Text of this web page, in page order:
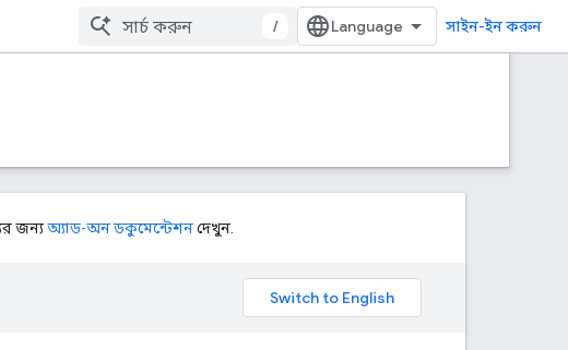
/ সাইন-ইন করুন
জন্যঅ্যাড-অন ডকুমেন্টেশনদেখুন.